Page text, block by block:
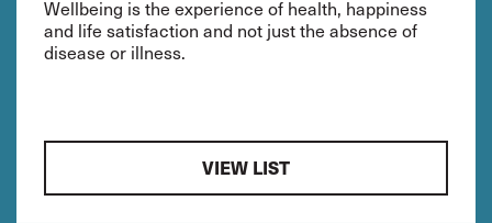
Wellbeing is the experience of health, happiness
and life satisfaction and not just the absence of
disease or illness.
VIEW LIST